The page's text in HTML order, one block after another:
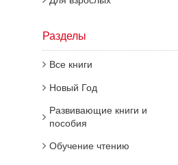
Разделы
Все книги
Новый Год
Развивающие книги и
пособия
Обучение чтению